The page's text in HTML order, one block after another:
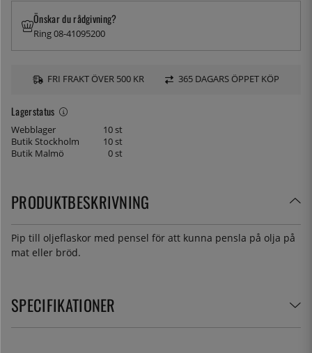
Lagerstatus
Webblager
10 st
Butik Stockholm
10 st
Butik Malmö
0 st
Önskar du rådgivning?
Ring 08-41095200
FRI FRAKT ÖVER 500 KR 365 DAGARS ÖPPET KÖP
PRODUKTBESKRIVNING
Pip till oljeflaskor med pensel för att kunna pensla på olja på
mat eller bröd.
SPECIFIKATIONER